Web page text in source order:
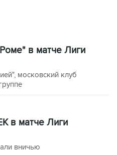
в матче Лиги
московский клуб
в матче Лиги
вничью